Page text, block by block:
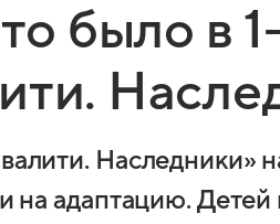
было в
Наследники»
на адаптацию. Детей